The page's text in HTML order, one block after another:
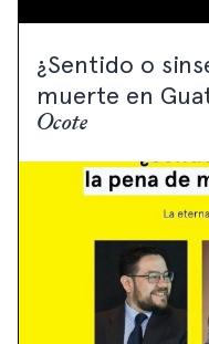
¿Sentido o
muerte en
Ocote